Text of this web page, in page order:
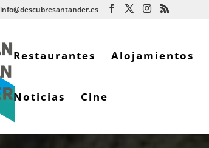
info@descubresantander.es
Restaurantes Alojamientos
Noticias Cine